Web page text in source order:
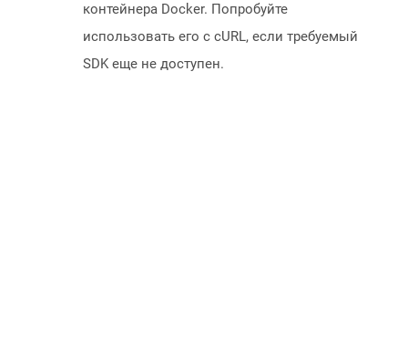
контейнера Docker. Попробуйте
использовать его с cURL, если требуемый
SDK еще не доступен.